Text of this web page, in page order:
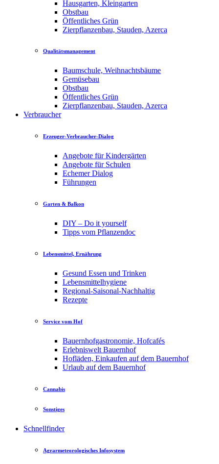
Hausgarten, Kleingarten
Obstbau
Öffentliches Grün
Zierpflanzenbau, Stauden, Azerca
Qualitätsmanagement
Baumschule, Weihnachtsbäume
Gemüsebau
Obstbau
Öffentliches Grün
Zierpflanzenbau, Stauden, Azerca
Verbraucher
Erzeuger-Verbraucher-Dialog
Angebote für Kindergärten
Angebote für Schulen
Echemer Dialog
Führungen
Garten & Balkon
DIY – Do it yourself
Tipps vom Pflanzendoc
Lebensmittel, Ernährung
Gesund Essen und Trinken
Lebensmittelhygiene
Regional-Saisonal-Nachhaltig
Rezepte
Service vom Hof
Bauernhofgastronomie, Hofcafés
Erlebniswelt Bauernhof
Hofläden, Einkaufen auf dem Bauernhof
Urlaub auf dem Bauernhof
Cannabis
Sonstiges
Schnellfinder
Agrarmeteorologisches Infosystem